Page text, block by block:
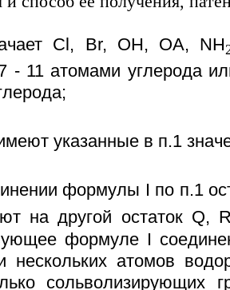
Cl, Br, OH, OA, NH
- 11 атомами углерода
указанные в п.1
формулы I по п.1
на другой остаток Q,
формуле I
нескольких атомов
сольволизирующих